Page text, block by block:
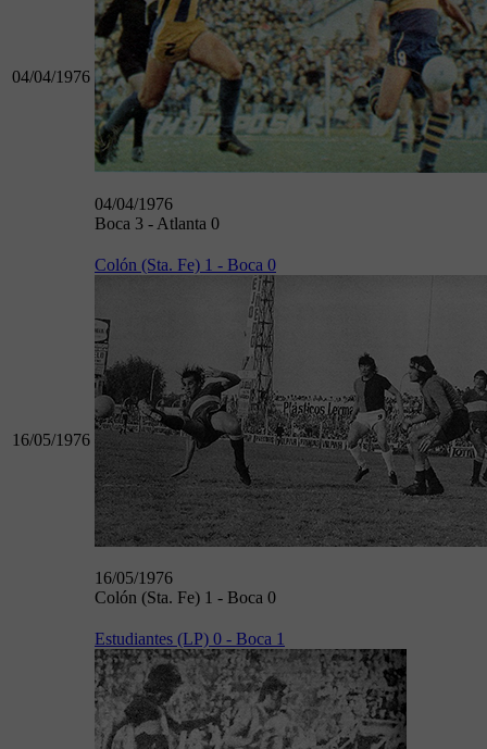
04/04/1976
04/04/1976
Boca 3 - Atlanta 0
16/05/1976
Colón (Sta. Fe) 1 - Boca 0
16/05/1976
Colón (Sta. Fe) 1 - Boca 0
Estudiantes (LP) 0 - Boca 1